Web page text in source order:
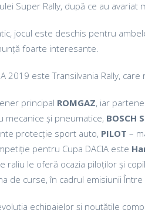
Super Rally, după ce au
jocul este deschis pentru
foarte interesante.
2019 este Transilvania Rally,
principal ROMGAZ, iar
mecanice și pneumatice, BOSCH
protecție sport auto, PILOT –
pentru Cupa DACIA este
raliu le oferă ocazia piloților și
de curse, în cadrul emisiunii Între
echipajelor și noutățile